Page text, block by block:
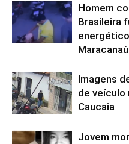
Homem
Brasileira
Maracanaú
Imagens
de veículo
Caucaia
Jovem